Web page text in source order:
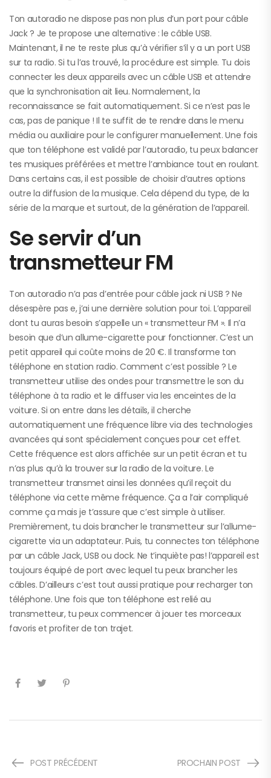
Ton autoradio ne dispose pas non plus d’un port pour câble
Jack ? Je te propose une alternative : le câble USB.
Maintenant, il ne te reste plus qu’à vérifier s’il y a un port USB
sur ta radio. Si tu l’as trouvé, la procédure est simple. Tu dois
connecter les deux appareils avec un câble USB et attendre
que la synchronisation ait lieu. Normalement, la
reconnaissance se fait automatiquement. Si ce n’est pas le
cas, pas de panique ! Il te suffit de te rendre dans le menu
média ou auxiliaire pour le configurer manuellement. Une fois
que ton téléphone est validé par l’autoradio, tu peux balancer
tes musiques préférées et mettre l’ambiance tout en roulant.
Dans certains cas, il est possible de choisir d’autres options
outre la diffusion de la musique. Cela dépend du type, de la
série de la marque et surtout, de la génération de l’appareil.
Se servir d’un
transmetteur FM
Ton autoradio n’a pas d’entrée pour câble jack ni USB ? Ne
désespère pas e, j’ai une dernière solution pour toi. L’appareil
dont tu auras besoin s’appelle un « transmetteur FM ». Il n’a
besoin que d’un allume-cigarette pour fonctionner. C’est un
petit appareil qui coûte moins de 20 €. Il transforme ton
téléphone en station radio. Comment c’est possible ? Le
transmetteur utilise des ondes pour transmettre le son du
téléphone à ta radio et le diffuser via les enceintes de la
voiture. Si on entre dans les détails, il cherche
automatiquement une fréquence libre via des technologies
avancées qui sont spécialement conçues pour cet effet.
Cette fréquence est alors affichée sur un petit écran et tu
n’as plus qu’à la trouver sur la radio de la voiture. Le
transmetteur transmet ainsi les données qu’il reçoit du
téléphone via cette même fréquence. Ça a l’air compliqué
comme ça mais je t’assure que c’est simple à utiliser.
Premièrement, tu dois brancher le transmetteur sur l’allume-
cigarette via un adaptateur. Puis, tu connectes ton téléphone
par un câble Jack, USB ou dock. Ne t’inquiète pas! l’appareil est
toujours équipé de port avec lequel tu peux brancher les
câbles. D’ailleurs c’est tout aussi pratique pour recharger ton
téléphone. Une fois que ton téléphone est relié au
transmetteur, tu peux commencer à jouer tes morceaux
favoris et profiter de ton trajet.
POST PRÉCÉDENT PROCHAIN POST